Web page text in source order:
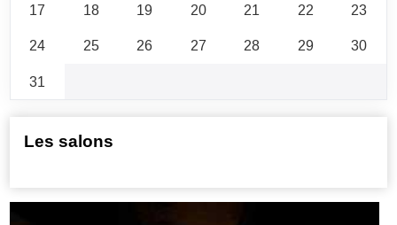
17
18 19 20 21 22
23
24
25 26 27 28 29
30
31
Les salons